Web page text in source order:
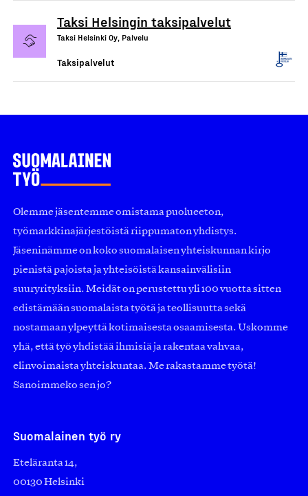
Taksi Helsingin taksipalvelut
Taksi Helsinki Oy, Palvelu
Taksipalvelut
Olemme jäsentemme omistama puolueeton,
työmarkkinajärjestöistä riippumaton yhdistys.
Jäseninämme on koko suomalaisen yhteiskunnan kirjo
pienistä pajoista ja yhteisöistä kansainvälisiin
suuryrityksiin. Meidät on perustettu yli 100 vuotta sitten
edistämään suomalaista työtä ja teollisuutta sekä
nostamaan ylpeyttä kotimaisesta osaamisesta. Uskomme
yhä, että työ yhdistää ihmisiä ja rakentaa vahvaa,
elinvoimaista yhteiskuntaa. Me rakastamme työtä!
Sanoimmeko sen jo?
Suomalainen työ ry
Eteläranta 14,
00130 Helsinki